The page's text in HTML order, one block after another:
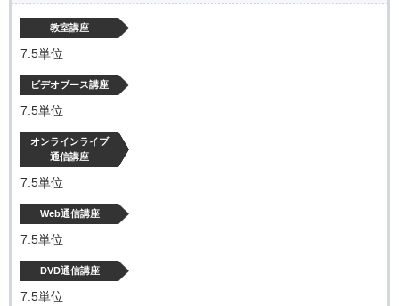
教室講座
7.5単位
ビデオブース講座
7.5単位
オンラインライブ
通信講座
7.5単位
Web通信講座
7.5単位
DVD通信講座
7.5単位